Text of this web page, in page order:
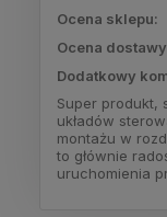
Ocena sklepu:
Ocena
Dodatkowy
Super produkt,
układów
montażu w
to głównie
uruchomienia